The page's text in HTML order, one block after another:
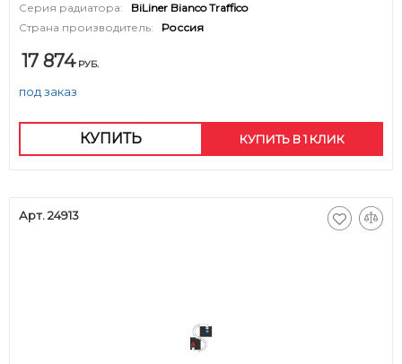
Серия радиатора:
BiLiner Bianco Traffico
Страна производитель:
Россия
17 874 РУБ.
под заказ
КУПИТЬ КУПИТЬ В 1 КЛИК
Арт. 24913